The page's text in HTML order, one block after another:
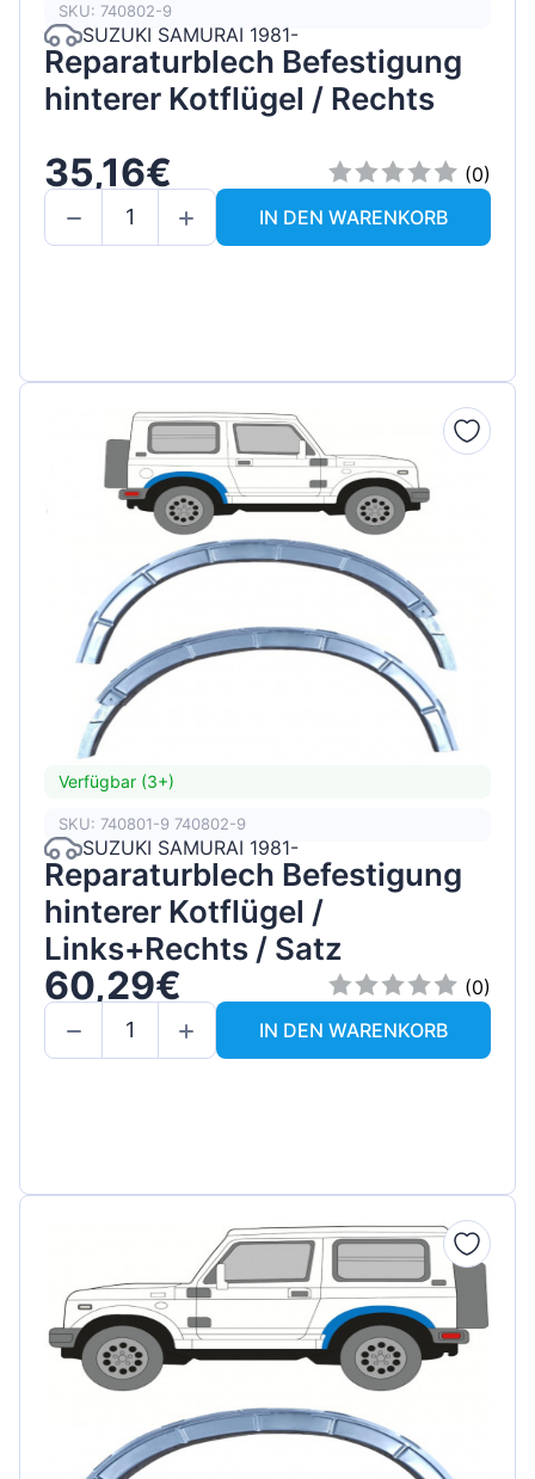
SKU: 740802-9
SUZUKI SAMURAI 1981-
Reparaturblech Befestigung
hinterer Kotflügel / Rechts
35,16€
(0)
IN DEN WARENKORB
Verfügbar (3+)
SKU: 740801-9 740802-9
SUZUKI SAMURAI 1981-
Reparaturblech Befestigung
hinterer Kotflügel /
Links+Rechts / Satz
60,29€
(0)
IN DEN WARENKORB